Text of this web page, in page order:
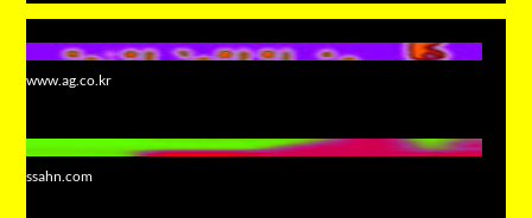
www.ag.co.kr
ssahn.com